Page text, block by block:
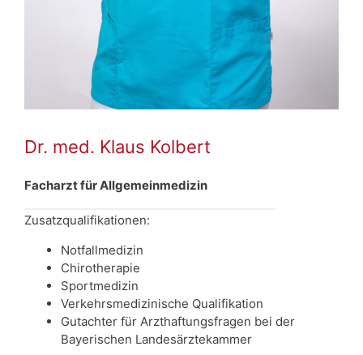
Dr. med. Klaus Kolbert
Facharzt für Allgemeinmedizin
Zusatzqualifikationen:
Notfallmedizin
Chirotherapie
Sportmedizin
Verkehrsmedizinische Qualifikation
Gutachter für Arzthaftungsfragen bei der
Bayerischen Landesärztekammer